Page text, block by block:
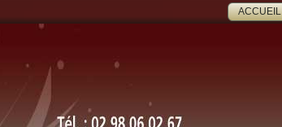
ACCUEIL